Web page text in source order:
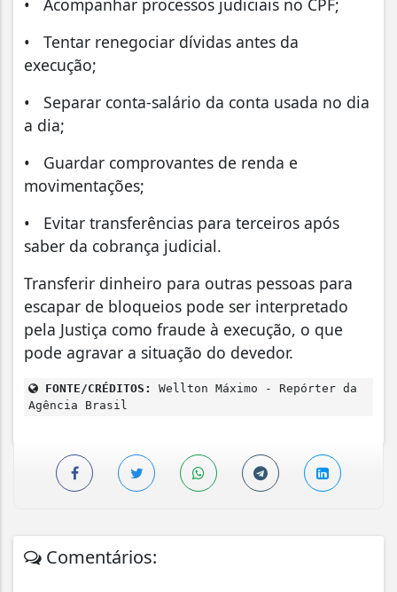
• Tentar renegociar dívidas antes da
execução;
• Separar conta-salário da conta usada no dia
a dia;
• Guardar comprovantes de renda e
movimentações;
• Evitar transferências para terceiros após
saber da cobrança judicial.
Transferir dinheiro para outras pessoas para
escapar de bloqueios pode ser interpretado
pela Justiça como fraude à execução, o que
pode agravar a situação do devedor.
FONTE/CRÉDITOS:
Wellton Máximo - Repórter da
Agência Brasil
Comentários: